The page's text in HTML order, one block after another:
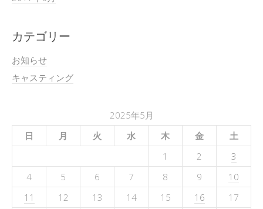
カテゴリー
お知らせ
キャスティング
2025年5月
日
月 火 水 木 金
土
1
2
3
4
5 6 7 8 9
10
11
12 13 14 15 16
17